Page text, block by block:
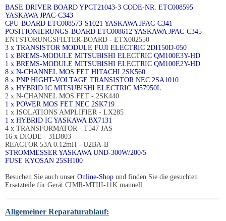
BASE DRIVER BOARD YPCT21043-3 CODE-NR. ETC008595
YASKAWA JPAC-C343
CPU-BOARD ETC008573-S1021 YASKAWA JPAC-C341
POSITIONIERUNGS-BOARD ETC008612 YASKAWA JPAC-C345
ENTSTÖRUNGSFILTER-BOARD - ETX002550
3 x TRANSISTOR MODULE FUJI ELECTRIC 2DI150D-050
1 x BREMS-MODULE MITSUBISHI ELECTRIC QM100E3Y-HD
1 x BREMS-MODULE MITSUBISHI ELECTRIC QM100E2Y-HD
8 x N-CHANNEL MOS FET HITACHI 2SK560
8 x PNP HIGHT-VOLTAGE TRANSISTOR NEC 2SA1010
8 x HYBRID IC MITSUBISHI ELECTRIC M57950L
2 x N-CHANNEL MOS FET - 2SK440
1 x POWER MOS FET NEC 2SK719
1 x ISOLATIONS AMPLIFIER - LX285
1 x HYBRID IC YASKAWA BX7131
4 x TRANSFORMATOR - T547 JAS
16 x DIODE - 31D803
REACTOR 53A 0.12mH - U2BA-B
STROMMESSER YASKAWA UND-300W/200/5
FUSE KYOSAN 25SH100
Besuchen Sie auch unser Online-Shop und finden Sie die gesuchten
Ersatzteile für Gerät CIMR-MTIII-11K manuell.
Allgemeiner Reparaturablauf: